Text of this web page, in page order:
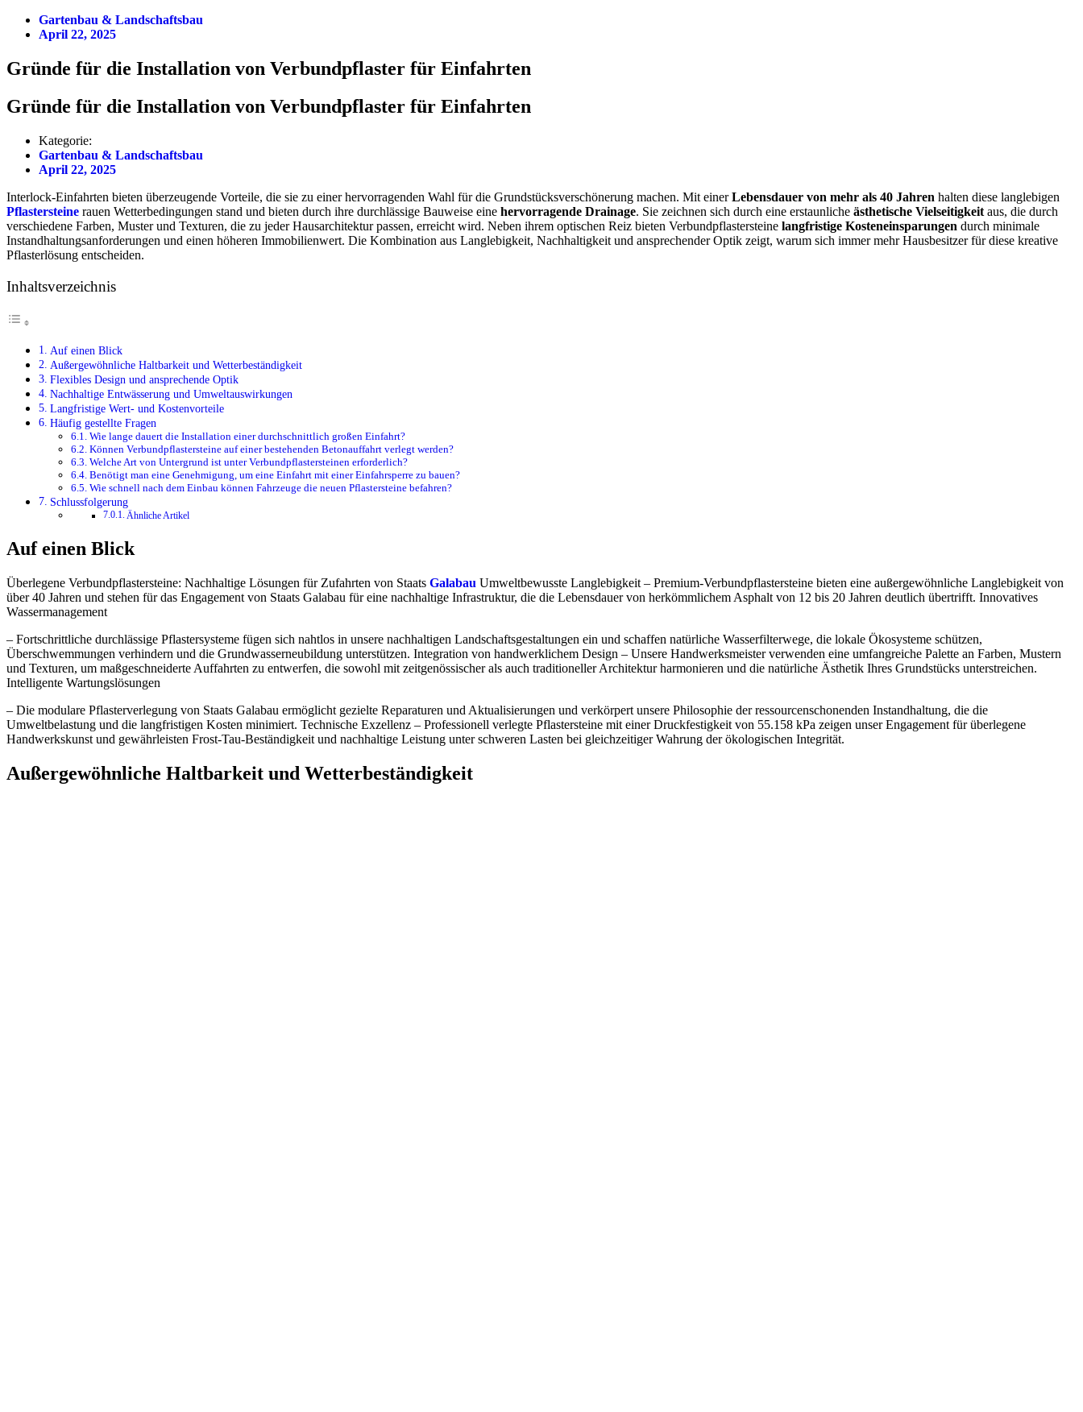
Gartenbau & Landschaftsbau
April 22, 2025
Gründe für die Installation von Verbundpflaster für Einfahrten
Gründe für die Installation von Verbundpflaster für Einfahrten
Kategorie:
Gartenbau & Landschaftsbau
April 22, 2025
Interlock-Einfahrten bieten überzeugende Vorteile, die sie zu einer hervorragenden Wahl für die Grundstücksverschönerung machen. Mit einerLebensdauer von mehr als 40 Jahren halten diese langlebigen
Pflastersteine rauen Wetterbedingungen stand und bieten durch ihre durchlässige Bauweise eine hervorragende Drainage. Sie zeichnen sich durch eine erstaunliche ästhetische Vielseitigkeit aus, die durch
verschiedene Farben, Muster und Texturen, die zu jeder Hausarchitektur passen, erreicht wird. Neben ihrem optischen Reiz bieten Verbundpflastersteine langfristige Kosteneinsparungen durch minimale
Instandhaltungsanforderungen und einen höheren Immobilienwert. Die Kombination aus Langlebigkeit, Nachhaltigkeit und ansprechender Optik zeigt, warum sich immer mehr Hausbesitzer für diese kreative
Pflasterlösung entscheiden.
Inhaltsverzeichnis
Auf einen Blick
Außergewöhnliche Haltbarkeit und Wetterbeständigkeit
Flexibles Design und ansprechende Optik
Nachhaltige Entwässerung und Umweltauswirkungen
Langfristige Wert- und Kostenvorteile
Häufig gestellte Fragen
Wie lange dauert die Installation einer durchschnittlich großen Einfahrt?
Können Verbundpflastersteine auf einer bestehenden Betonauffahrt verlegt werden?
Welche Art von Untergrund ist unter Verbundpflastersteinen erforderlich?
Benötigt man eine Genehmigung, um eine Einfahrt mit einer Einfahrsperre zu bauen?
Wie schnell nach dem Einbau können Fahrzeuge die neuen Pflastersteine befahren?
Schlussfolgerung
Ähnliche Artikel
Auf einen Blick
Überlegene Verbundpflastersteine: Nachhaltige Lösungen für Zufahrten von Staats Galabau Umweltbewusste Langlebigkeit – Premium-Verbundpflastersteine bieten eine außergewöhnliche Langlebigkeit von
über 40 Jahren und stehen für das Engagement von Staats Galabau für eine nachhaltige Infrastruktur, die die Lebensdauer von herkömmlichem Asphalt von 12 bis 20 Jahren deutlich übertrifft. Innovatives
Wassermanagement
– Fortschrittliche durchlässige Pflastersysteme fügen sich nahtlos in unsere nachhaltigen Landschaftsgestaltungen ein und schaffen natürliche Wasserfilterwege, die lokale Ökosysteme schützen,
Überschwemmungen verhindern und die Grundwasserneubildung unterstützen. Integration von handwerklichem Design – Unsere Handwerksmeister verwenden eine umfangreiche Palette an Farben, Mustern
und Texturen, um maßgeschneiderte Auffahrten zu entwerfen, die sowohl mit zeitgenössischer als auch traditioneller Architektur harmonieren und die natürliche Ästhetik Ihres Grundstücks unterstreichen.
Intelligente Wartungslösungen
– Die modulare Pflasterverlegung von Staats Galabau ermöglicht gezielte Reparaturen und Aktualisierungen und verkörpert unsere Philosophie der ressourcenschonenden Instandhaltung, die die
Umweltbelastung und die langfristigen Kosten minimiert. Technische Exzellenz – Professionell verlegte Pflastersteine mit einer Druckfestigkeit von 55.158 kPa zeigen unser Engagement für überlegene
Handwerkskunst und gewährleisten Frost-Tau-Beständigkeit und nachhaltige Leistung unter schweren Lasten bei gleichzeitiger Wahrung der ökologischen Integrität.
Außergewöhnliche Haltbarkeit und Wetterbeständigkeit